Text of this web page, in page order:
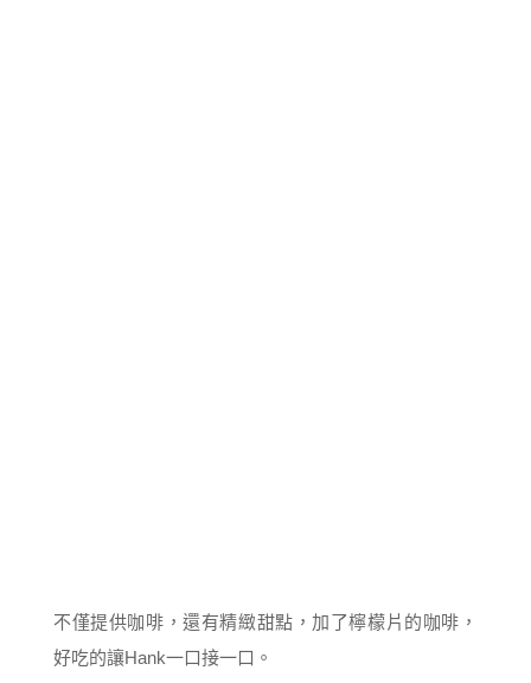
不僅提供咖啡，還有精緻甜點，加了檸檬片的咖啡，
好吃的讓Hank一口接一口。